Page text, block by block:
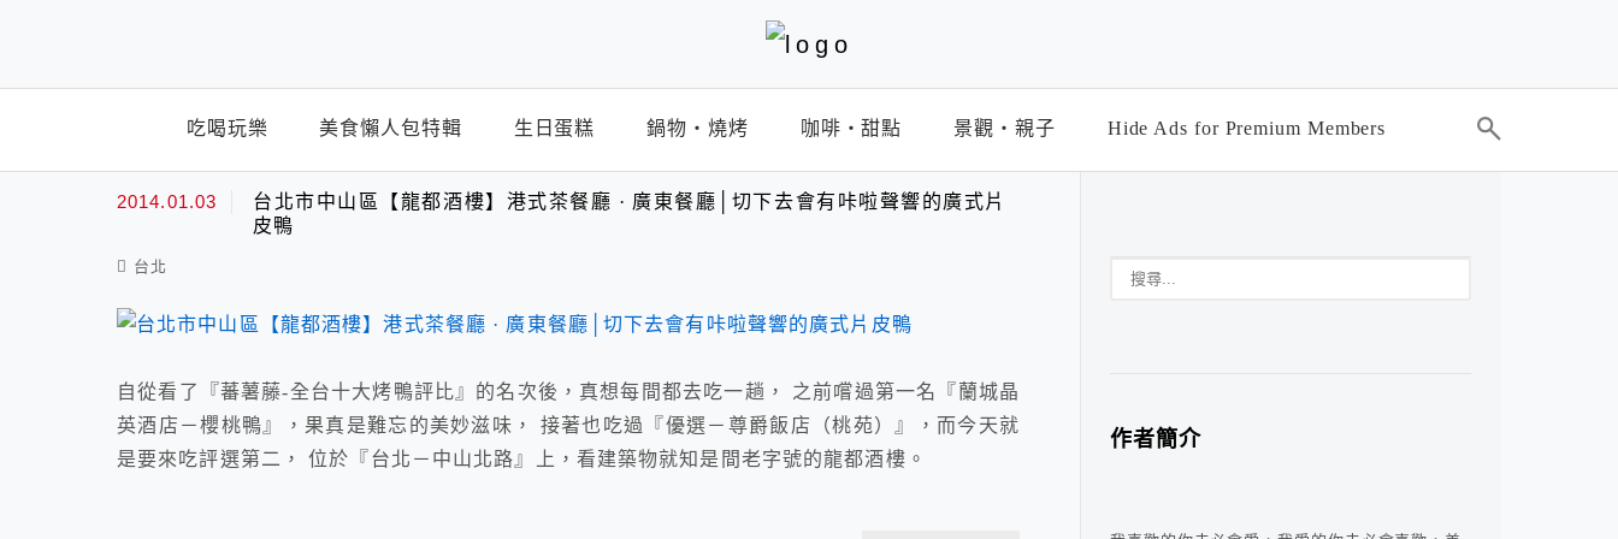
吃喝玩樂 美食懶人包特輯 生日蛋糕 鍋物‧燒烤 咖啡‧甜點 景觀‧親子 Hide Ads for Premium Members
廣式片皮鴨
2014.01.03
台北市中山區【龍都酒樓】港式茶餐廳 · 廣東餐廳│切下去會有咔啦聲響的廣式片
皮鴨
台北
自從看了『蕃薯藤-全台十大烤鴨評比』的名次後，真想每間都去吃一趟， 之前嚐過第一名『蘭城晶
英酒店－櫻桃鴨』，果真是難忘的美妙滋味， 接著也吃過『優選－尊爵飯店（桃苑）』，而今天就
是要來吃評選第二， 位於『台北－中山北路』上，看建築物就知是間老字號的龍都酒樓。
作者簡介